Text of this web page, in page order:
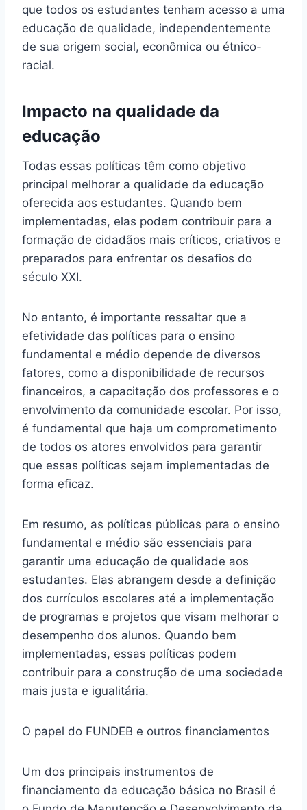
que todos os estudantes tenham acesso a uma
educação de qualidade, independentemente
de sua origem social, econômica ou étnico-
racial.
Impacto na qualidade da
educação
Todas essas políticas têm como objetivo
principal melhorar a qualidade da educação
oferecida aos estudantes. Quando bem
implementadas, elas podem contribuir para a
formação de cidadãos mais críticos, criativos e
preparados para enfrentar os desafios do
século XXI.
No entanto, é importante ressaltar que a
efetividade das políticas para o ensino
fundamental e médio depende de diversos
fatores, como a disponibilidade de recursos
financeiros, a capacitação dos professores e o
envolvimento da comunidade escolar. Por isso,
é fundamental que haja um comprometimento
de todos os atores envolvidos para garantir
que essas políticas sejam implementadas de
forma eficaz.
Em resumo, as políticas públicas para o ensino
fundamental e médio são essenciais para
garantir uma educação de qualidade aos
estudantes. Elas abrangem desde a definição
dos currículos escolares até a implementação
de programas e projetos que visam melhorar o
desempenho dos alunos. Quando bem
implementadas, essas políticas podem
contribuir para a construção de uma sociedade
mais justa e igualitária.
O papel do FUNDEB e outros financiamentos
Um dos principais instrumentos de
financiamento da educação básica no Brasil é